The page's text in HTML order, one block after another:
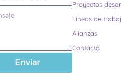
Enviar
Proyectos
Lineas de
Alianzas
Contacto